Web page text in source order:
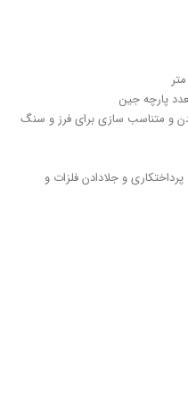
پارچه جین
و متناسب سازی برای فرز و سنگ
و جلادادن فلزات و